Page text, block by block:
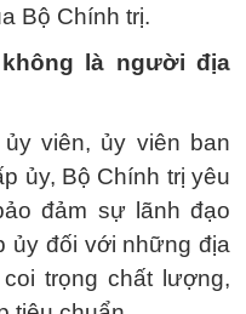
Bộ Chính trị.
là người địa
viên, ủy viên ban
ủy, Bộ Chính trị yêu
đảm sự lãnh đạo
ủy đối với những địa
trọng chất lượng,